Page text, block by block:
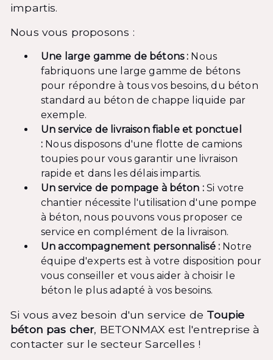
impartis.
Nous vous proposons :
Une large gamme de bétons : Nous
fabriquons une large gamme de bétons
pour répondre à tous vos besoins, du béton
standard au béton de chappe liquide par
exemple.
Un service de livraison fiable et ponctuel
: Nous disposons d'une flotte de camions
toupies pour vous garantir une livraison
rapide et dans les délais impartis.
Un service de pompage à béton :Si votre
chantier nécessite l'utilisation d'une pompe
à béton, nous pouvons vous proposer ce
service en complément de la livraison.
Un accompagnement personnalisé : Notre
équipe d'experts est à votre disposition pour
vous conseiller et vous aider à choisir le
béton le plus adapté à vos besoins.
Si vous avez besoin d'un service de Toupie
béton pas cher, BETONMAX est l'entreprise à
contacter sur le secteur Sarcelles !